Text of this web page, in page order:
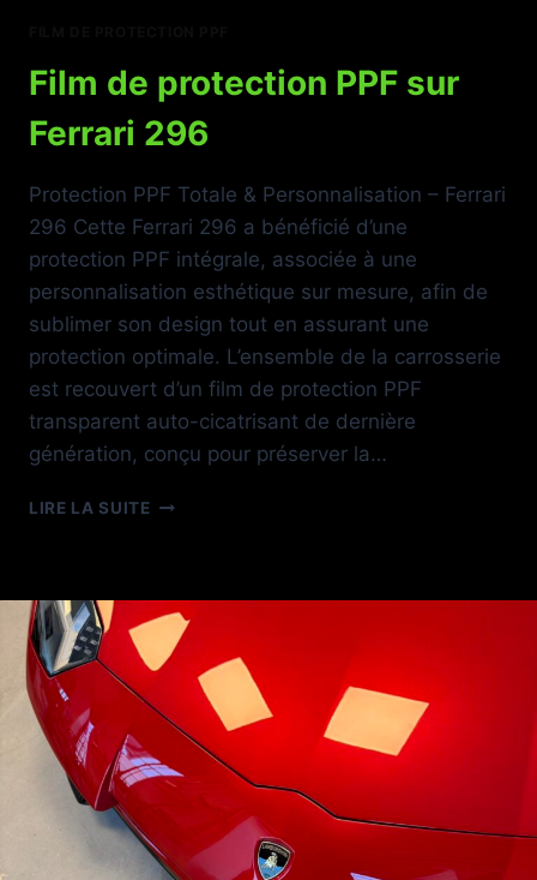
Film de protection PPF sur
Ferrari 296
Protection PPF Totale & Personnalisation – Ferrari
296 Cette Ferrari 296 a bénéficié d’une
protection PPF intégrale, associée à une
personnalisation esthétique sur mesure, afin de
sublimer son design tout en assurant une
protection optimale. L’ensemble de la carrosserie
est recouvert d’un film de protection PPF
transparent auto-cicatrisant de dernière
génération, conçu pour préserver la…
LIRE LA SUITEFILM
SUR
FERRARI
296